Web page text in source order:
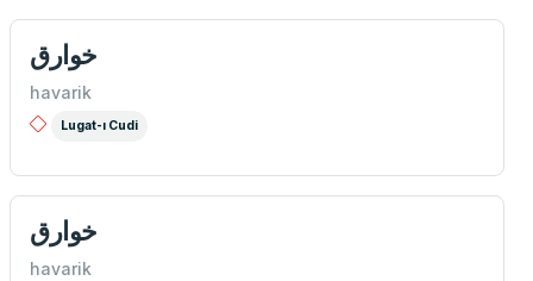
خوارق
havarik
Lugat-ı Cudi
خوارق
havarik